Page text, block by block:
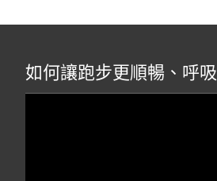
如何讓跑步更順暢、呼吸